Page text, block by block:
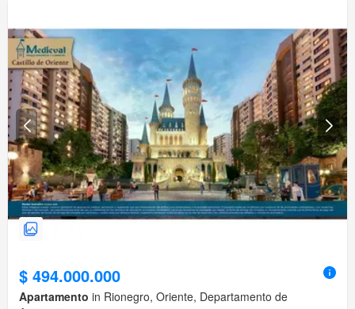
$ 494.000.000
Apartamento in Rionegro, Oriente, Departamento de